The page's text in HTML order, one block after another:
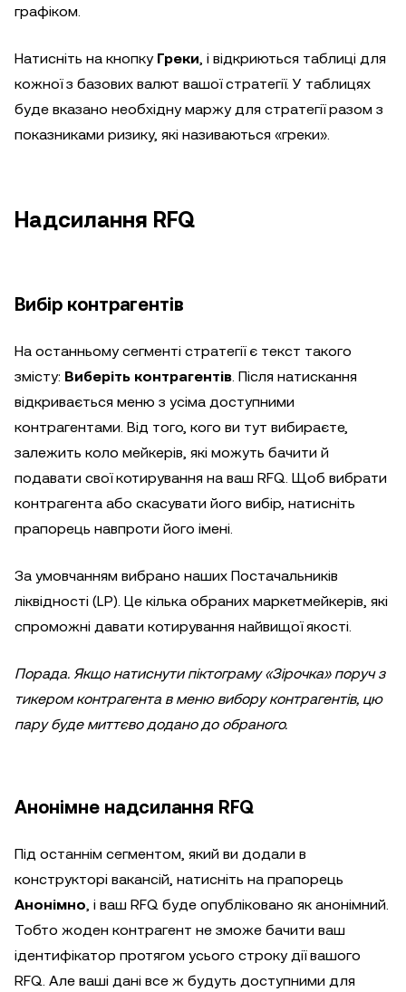
графіком.
Натисніть на кнопку Греки, і відкриються таблиці для
кожної з базових валют вашої стратегії. У таблицях
буде вказано необхідну маржу для стратегії разом з
показниками ризику, які називаються «греки».
Надсилання RFQ
Вибір контрагентів
На останньому сегменті стратегії є текст такого
змісту: Виберіть контрагентів. Після натискання
відкривається меню з усіма доступними
контрагентами. Від того, кого ви тут вибираєте,
залежить коло мейкерів, які можуть бачити й
подавати свої котирування на ваш RFQ. Щоб вибрати
контрагента або скасувати його вибір, натисніть
прапорець навпроти його імені.
За умовчанням вибрано наших Постачальників
ліквідності (LP). Це кілька обраних маркетмейкерів, які
спроможні давати котирування найвищої якості.
Порада. Якщо натиснути піктограму «Зірочка» поруч з
тикером контрагента в меню вибору контрагентів, цю
пару буде миттєво додано до обраного.
Анонімне надсилання RFQ
Під останнім сегментом, який ви додали в
конструкторі вакансій, натисніть на прапорець
Анонімно, і ваш RFQ буде опубліковано як анонімний.
Тобто жоден контрагент не зможе бачити ваш
ідентифікатор протягом усього строку дії вашого
RFQ. Але ваші дані все ж будуть доступними для